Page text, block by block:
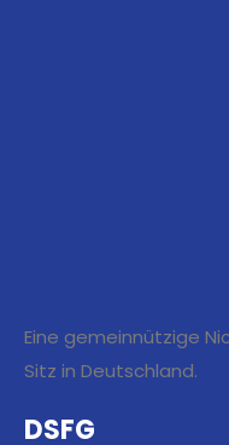
Eine gemeinnützige
Sitz in Deutschland.
DSFG